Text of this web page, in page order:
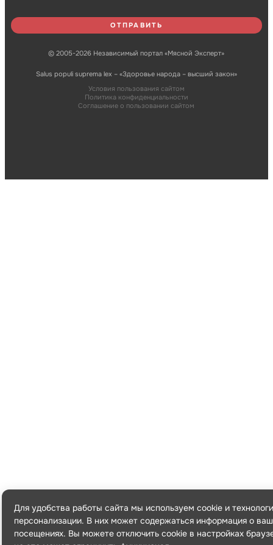
© 2005-2026 Независимый портал «Мясной Эксперт»
Salus populi suprema lex – «Здоровье народа – высший закон»
Условия пользования сайтом
Политика конфиденциальности
Соглашение о пользовании сайтом
Для удобства работы сайта мы используем cookie и
персонализации. В них может содержаться информация о
посещениях. Вы можете отключить cookie в настройках